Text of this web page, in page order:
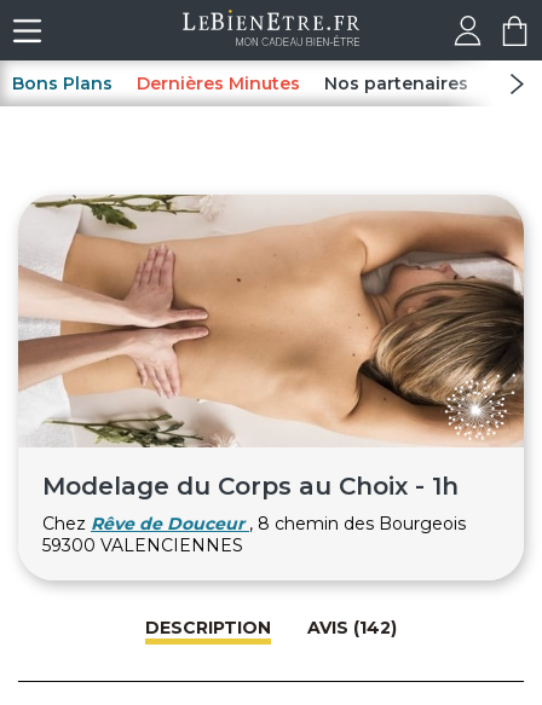
Bons Plans Dernières Minutes Nos partenaires Spas
Modelage du Corps au Choix - 1h
Chez Rêve de Douceur , 8 chemin des Bourgeois
59300 VALENCIENNES
DESCRIPTION AVIS (142)